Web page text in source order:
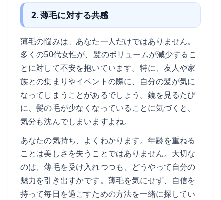
2. 薄毛に対する共感
薄毛の悩みは、あなた一人だけではありません。
多くの50代女性が、髪のボリュームが減少するこ
とに対して不安を抱いています。特に、友人や家
族との集まりやイベントの際に、自分の髪が気に
なってしまうことがあるでしょう。鏡を見るたび
に、髪の毛が少なくなっていることに気づくと、
気分も沈んでしまいますよね。
あなたの気持ち、よくわかります。年齢を重ねる
ことは美しさを失うことではありません。大切な
のは、薄毛を受け入れつつも、どうやって自分の
魅力を引き出すかです。薄毛を気にせず、自信を
持って毎日を過ごすための方法を一緒に探してい